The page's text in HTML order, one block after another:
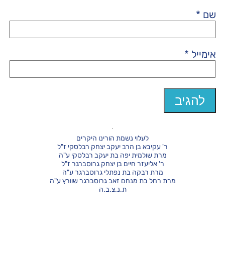
שם *
אימייל *
לעלוי נשמת הורינו היקרים
ר' עקיבא בן הרב יעקב יצחק רבלסקי ז"ל
מרת שולמית יפה בת יעקב רבלסקי ע"ה
ר' אליעזר חיים בן יצחק גרוסברגר ז"ל
מרת רבקה בת נפתלי גרוסברגר ע"ה
מרת רחל בת מנחם זאב גרוסברגר שוורץ ע"ה
ת.נ.צ.ב.ה